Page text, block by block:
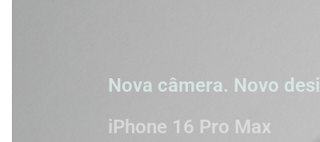
Nova câmera. Novo
iPhone 16 Pro Max